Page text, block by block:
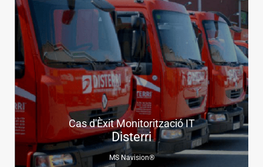
Cas d'Èxit Monitorització IT
Disterri
MS Navision®